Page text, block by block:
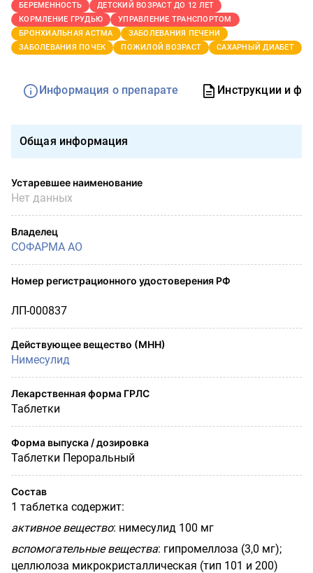
БЕРЕМЕННОСТЬ
ДЕТСКИЙ ВОЗРАСТ ДО 12 ЛЕТ
КОРМЛЕНИЕ ГРУДЬЮ
УПРАВЛЕНИЕ ТРАНСПОРТОМ
БРОНХИАЛЬНАЯ АСТМА
ЗАБОЛЕВАНИЯ ПЕЧЕНИ
ЗАБОЛЕВАНИЯ ПОЧЕК
ПОЖИЛОЙ ВОЗРАСТ САХАРНЫЙ ДИАБЕТ
Информация о препарате Инструкции и
Общая информация
Устаревшее наименование
Нет данных
Владелец
СОФАРМА АО
Номер регистрационного удостоверения РФ
ЛП-000837
Действующее вещество (МНН)
Нимесулид
Лекарственная форма ГРЛС
Таблетки
Форма выпуска / дозировка
Таблетки Пероральный
Состав
1 таблетка содержит:
активное вещество: нимесулид 100 мг
вспомогательные вещества: гипромеллоза (3,0 мг);
целлюлоза микрокристаллическая (тип 101 и 200)